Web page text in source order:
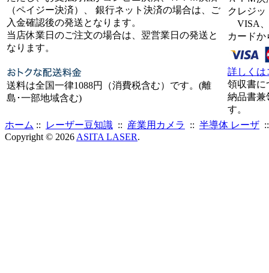
（ペイジー決済）、 銀行ネット決済の場合は、ご
入金確認後の発送となります。
当店休業日のご注文の場合は、翌営業日の発送と
なります。
送料は全国一律1088円（消費税含む）です。(離
島･一部地域含む)
クレジッ
VISA、
カード
詳しくは
領収書に
納品書兼
す。
ホーム :: レーザー豆知識 :: 産業用カメラ :: 半導体 レーザ
Copyright © 2026 ASITA LASER.